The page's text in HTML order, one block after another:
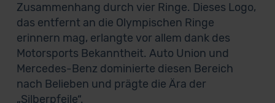
Zusammenhang durch vier Ringe. Dieses Logo,
das entfernt an die Olympischen Ringe
erinnern mag, erlangte vor allem dank des
Motorsports Bekanntheit. Auto Union und
Mercedes-Benz dominierte diesen Bereich
nach Belieben und prägte die Ära der
„Silberpfeile“.